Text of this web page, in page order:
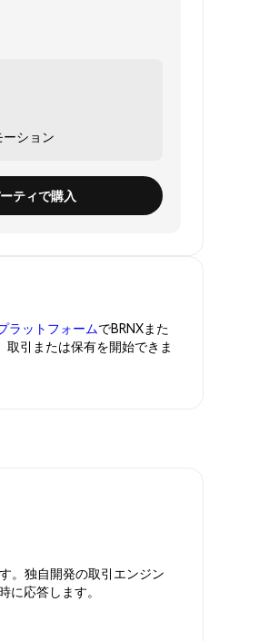
ション
ティで購入
ラットフォームでBRNXまた
引または保有を開始できま
。独自開発の取引エンジン
に応答します。